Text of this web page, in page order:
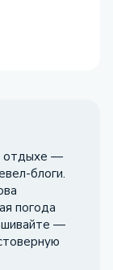
отдыхе —
блоги.
погода
—